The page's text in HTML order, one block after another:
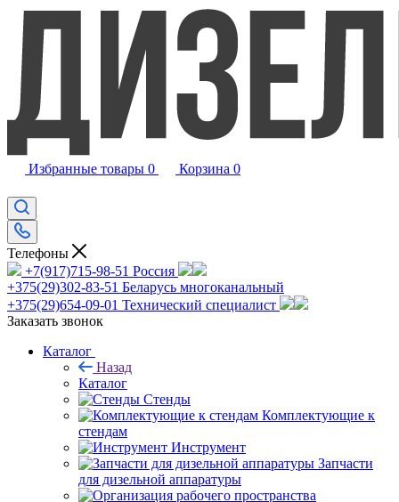
Избранные товары 0 Корзина 0
Телефоны
+7(917)715-98-51 Россия
+375(29)302-83-51 Беларусь многоканальный
+375(29)654-09-01 Технический специалист
Заказать звонок
Каталог
Назад
Каталог
Стенды
Комплектующие к
стендам
Инструмент
Запчасти
для дизельной аппаратуры